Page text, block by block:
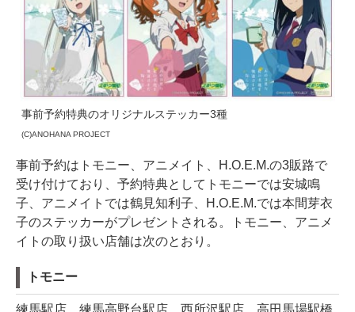
事前予約特典のオリジナルステッカー3種
(C)ANOHANA PROJECT
事前予約はトモニー、アニメイト、H.O.E.M.の3販路で
受け付けており、予約特典としてトモニーでは安城鳴
子、アニメイトでは鶴見知利子、H.O.E.M.では本間芽衣
子のステッカーがプレゼントされる。トモニー、アニメ
イトの取り扱い店舗は次のとおり。
トモニー
練馬駅店、練馬高野台駅店、西所沢駅店、高田馬場駅橋